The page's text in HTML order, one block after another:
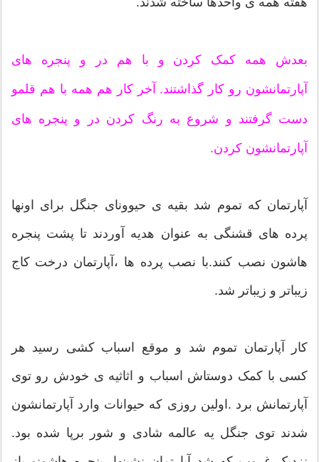
بعدش همه کمک کردن و با هم در و پنجره های
آپارتمانشون رو کار گذاشتند. آخر کار هم همه با هم قلمو
دست گرفتند و شروع به رنگ کردن در و پنجره های
آپارتمانشون کردن.
آپارتمان که تموم شد بقیه ی حیوونای جنگل برای اونها
پرده های قشنگی به عنوان هدیه آوردند تا پشت پنجره
هاشون نصب کنند.با نصب پرده ها ،آپارتمان درخت کاج
زیباتر و زیباتر شد.
کار آپارتمان تموم شد و موقع اسباب کشی رسید هر
کسی با کمک دوستاش اسباب و اثاثیه ی خودش رو توی
آپارتمانش برد .اولین روزی که حیوانات وارد آپارتمانشون
شدند توی جنگل یه عالمه شادی و شور برپا شده بود.